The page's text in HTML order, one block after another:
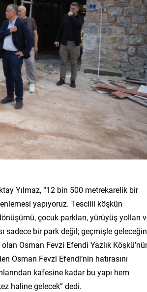
Yılmaz, “12 bin 500 metrekarelik bir
yapıyoruz. Tescilli köşkün
çocuk parkları, yürüyüş yolları
sadece bir park değil; geçmişle geleceğin
Osman Fevzi Efendi Yazlık
Osman Fevzi Efendi’nin hatırasını
kafesine kadar bu yapı hem
haline gelecek” dedi.